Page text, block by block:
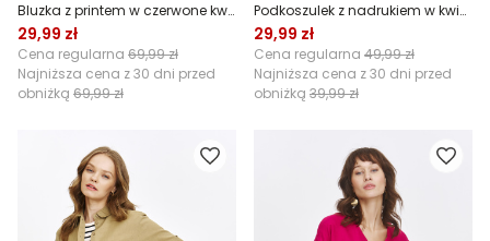
Bluzka z printem w czerwone kwiaty
29,99 zł
Cena regularna 69,99 zł
Najniższa cena z 30 dni przed
obniżką 69,99 zł
Podkoszulek z nadrukiem w kwiaty
29,99 zł
Cena regularna 49,99 zł
Najniższa cena z 30 dni przed
obniżką 39,99 zł